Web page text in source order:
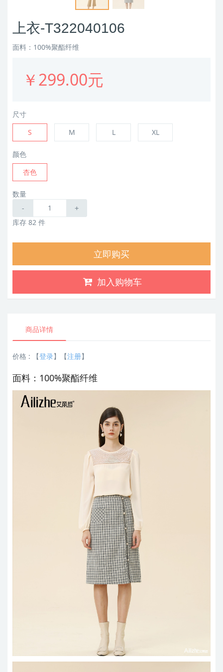
上衣-T322040106
面料：100%聚酯纤维
￥299.00元
尺寸
S
M L XL
颜色
杏色
数量
- +
库存 82 件
立即购买
加入购物车
商品详情
价格 : 【登录】【注册】
面料：100%聚酯纤维